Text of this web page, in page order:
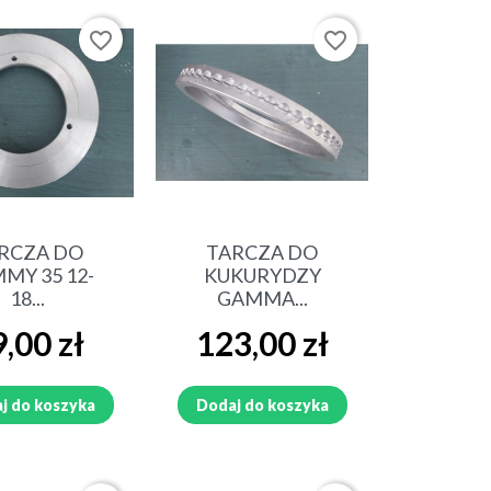
LEMIESZE DO CEBULI, SUSZARKA
DO CEBULI
CZĘŚCI ANNA I RZĘDOWA
50 SIEWNIK OMEGA
BRONA TALERZOWA
KOPACZKA DO ZIEMNIAKÓW
SIEWNIK POLONEZ
podgląd
DO
35 12-
18...
zł
do koszyka
favorite_border
Szybki podgląd
TARCZA DO
KUKURYDZY
GAMMA...
Cena
123,00 zł
Dodaj do koszyka
favorite_border